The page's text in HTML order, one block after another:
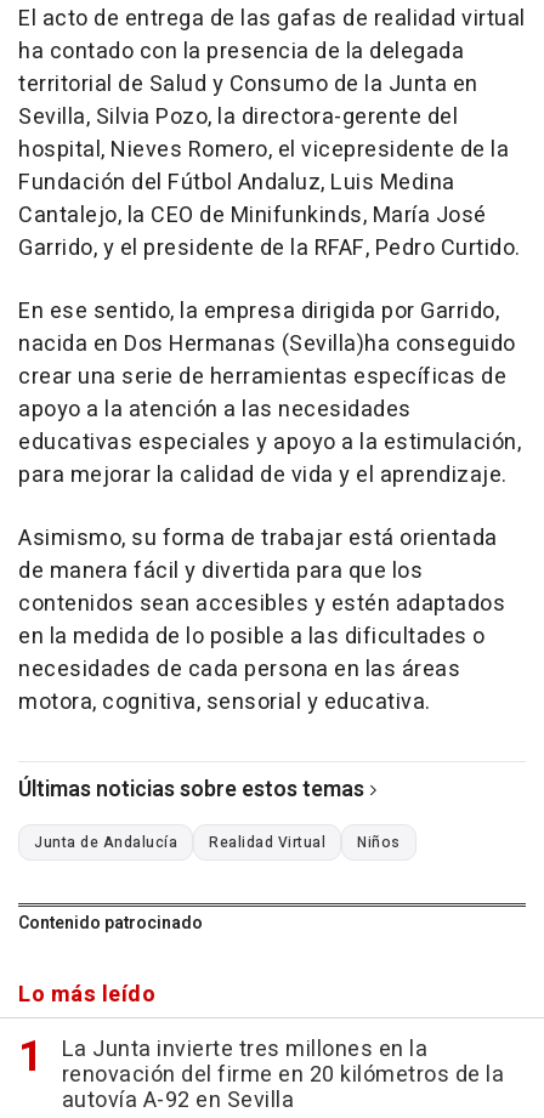
El acto de entrega de las gafas de realidad virtual
ha contado con la presencia de la delegada
territorial de Salud y Consumo de la Junta en
Sevilla, Silvia Pozo, la directora-gerente del
hospital, Nieves Romero, el vicepresidente de la
Fundación del Fútbol Andaluz, Luis Medina
Cantalejo, la CEO de Minifunkinds, María José
Garrido, y el presidente de la RFAF, Pedro Curtido.
En ese sentido, la empresa dirigida por Garrido,
nacida en Dos Hermanas (Sevilla)ha conseguido
crear una serie de herramientas específicas de
apoyo a la atención a las necesidades
educativas especiales y apoyo a la estimulación,
para mejorar la calidad de vida y el aprendizaje.
Asimismo, su forma de trabajar está orientada
de manera fácil y divertida para que los
contenidos sean accesibles y estén adaptados
en la medida de lo posible a las dificultades o
necesidades de cada persona en las áreas
motora, cognitiva, sensorial y educativa.
Últimas noticias sobre estos temas
Junta de Andalucía Realidad Virtual Niños
Contenido patrocinado
Lo más leído
La Junta invierte tres millones en la
renovación del firme en 20 kilómetros de la
autovía A-92 en Sevilla